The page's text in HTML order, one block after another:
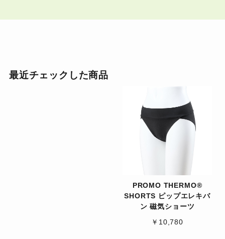
最近チェックした商品
PROMO THERMO®
SHORTS ピップエレキバ
ン 磁気ショーツ
￥10,780